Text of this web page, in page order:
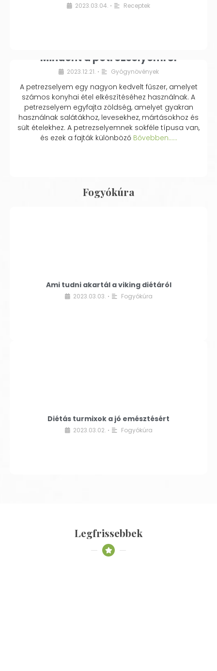
2023.03.04. • Receptek
Mindent a petrezselyemről
2023.12.21. • Gyógynövények
A petrezselyem egy nagyon kedvelt fűszer, amelyet
számos konyhai étel elkészítéséhez használnak. A
petrezselyem egyfajta zöldség, amelyet gyakran
használnak salátákhoz, levesekhez, mártásokhoz és
sült ételekhez. A petrezselyemnek sokféle típusa van,
és ezek a fajták különbözőBővebben...…
Fogyókúra
Ami tudni akartál a viking diétáról
2023.03.03. • Fogyókúra
Diétás turmixok a jó emésztésért
2023.03.02. • Fogyókúra
Legfrissebbek